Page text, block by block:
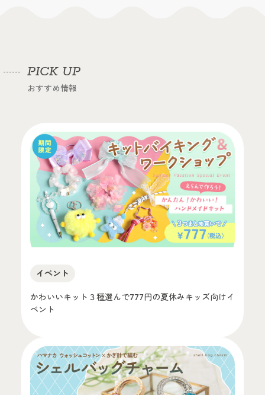
PICK UP
おすすめ情報
イベント
かわいいキット３種選んで777円の夏休みキッズ向けイ
ベント